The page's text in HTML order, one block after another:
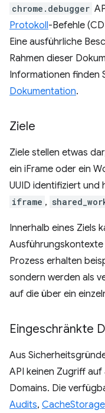
chrome.debugger
Protokoll-Befehle
Eine ausführliche
Rahmen dieser
Informationen finden
Dokumentation.
Ziele
Ziele stellen etwas
ein iFrame oder ein
UUID identifiziert und
iframe ,
Innerhalb eines Ziels
Ausführungskontexte
Prozess erhalten
sondern werden als
auf die über ein
Eingeschränkte
Aus
API keinen Zugriff
Domains. Die
Audits, CacheStorage